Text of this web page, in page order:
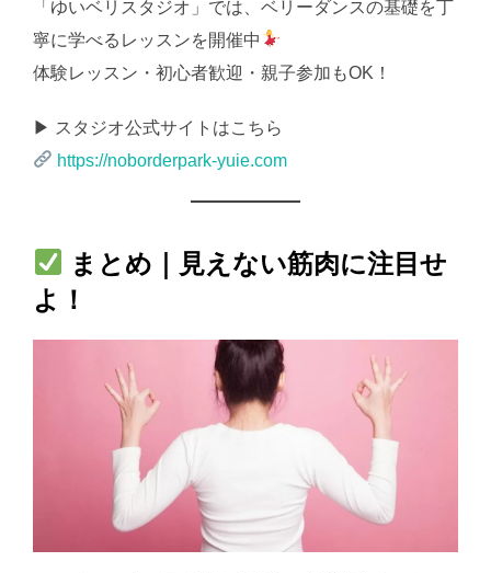
「ゆいベリスタジオ」では、ベリーダンスの基礎を丁
寧に学べるレッスンを開催中
体験レッスン・初心者歓迎・親子参加もOK！
▶ スタジオ公式サイトはこちら
https://noborderpark-yuie.com
まとめ｜見えない筋肉に注目せ
よ！